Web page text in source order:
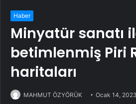
Haber
Minyatür sanatı
betimlenmiş Piri
haritaları
MAHMUT ÖZYÖRÜK Ocak 14, 2023